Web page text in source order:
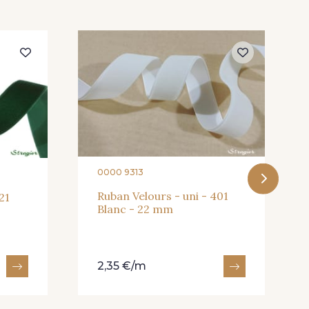
0000 9313
Ruban Velours - uni - 401
Blanc - 22 mm
2,35 €/m